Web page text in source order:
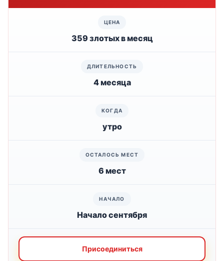
359 злотых в месяц
4 месяца
утро
6 мест
Начало сентября
Присоединиться